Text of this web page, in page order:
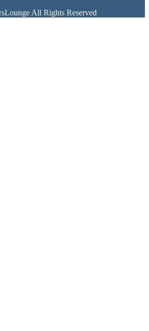
All Rights Reserved